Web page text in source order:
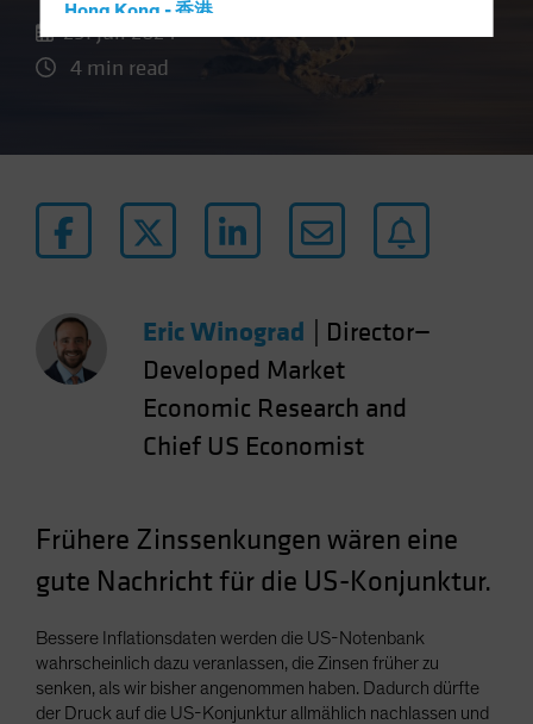
Hong Kong - 香港
Hungary
Japan - 日本
Luxembourg and Other EMEA
Norway
Other Asia-Pacific
South Korea - 대한민국
Switzerland
Taiwan - 台灣
UK
29. Juli 2024
4 min read
Eric Winograd
Director—
Developed Market
Economic Research and
Chief US Economist
Frühere Zinssenkungen wären eine
gute Nachricht für die US-Konjunktur.
Bessere Inflationsdaten werden die US-Notenbank
wahrscheinlich dazu veranlassen, die Zinsen früher zu
senken, als wir bisher angenommen haben. Dadurch dürfte
der Druck auf die US-Konjunktur allmählich nachlassen und